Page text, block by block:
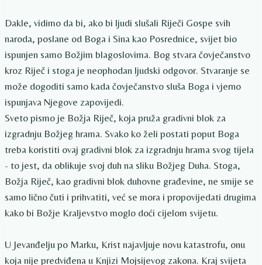
Dakle, vidimo da bi, ako bi ljudi slušali Riječi Gospe svih
naroda, poslane od Boga i Sina kao Posrednice, svijet bio
ispunjen samo Božjim blagoslovima. Bog stvara čovječanstvo
kroz Riječ i stoga je neophodan ljudski odgovor. Stvaranje se
može dogoditi samo kada čovječanstvo sluša Boga i vjerno
ispunjava Njegove zapovijedi.
Sveto pismo je Božja Riječ, koja pruža gradivni blok za
izgradnju Božjeg hrama. Svako ko želi postati poput Boga
treba koristiti ovaj gradivni blok za izgradnju hrama svog tijela
- to jest, da oblikuje svoj duh na sliku Božjeg Duha. Stoga,
Božja Riječ, kao gradivni blok duhovne građevine, ne smije se
samo lično čuti i prihvatiti, već se mora i propovijedati drugima
kako bi Božje Kraljevstvo moglo doći cijelom svijetu.
U Jevanđelju po Marku, Krist najavljuje novu katastrofu, onu
koja nije predviđena u Knjizi Mojsijevog zakona. Kraj svijeta